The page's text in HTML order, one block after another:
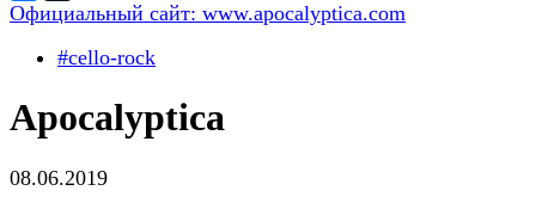
Официальный сайт: www.apocalyptica.com
#cello-rock
Apocalyptica
08.06.2019